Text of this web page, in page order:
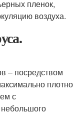
пленок,
воздуха.
– посредством
плотно
с